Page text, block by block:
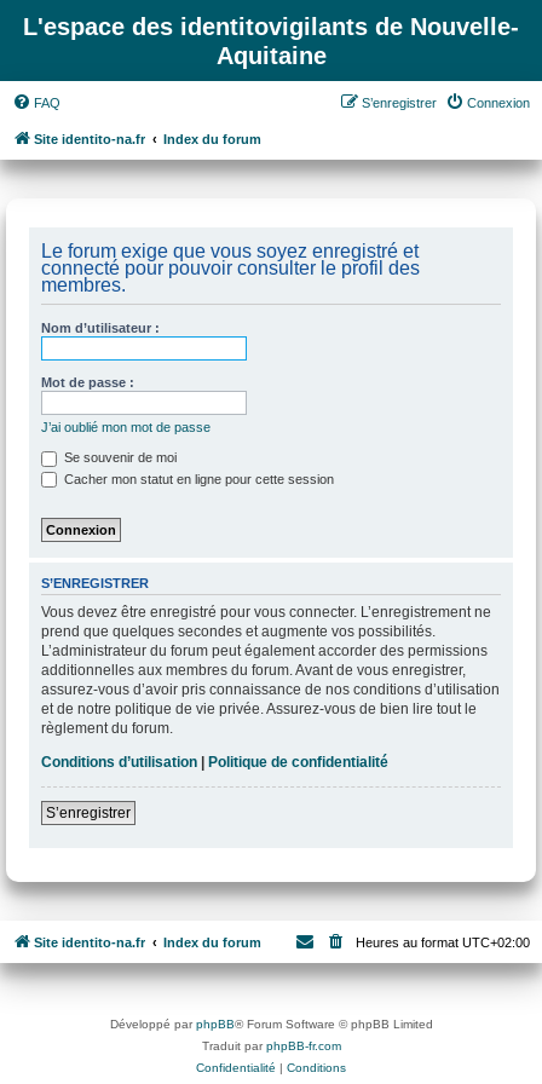
L'espace des identitovigilants de Nouvelle-
Aquitaine
FAQ Connexion
S’enregistrer
Site identito-na.fr Index du forum
Le forum exige que vous soyez enregistré et
connecté pour pouvoir consulter le profil des
membres.
Nom d’utilisateur :
Mot de passe :
J’ai oublié mon mot de passe
Se souvenir de moi
Cacher mon statut en ligne pour cette session
S’ENREGISTRER
Vous devez être enregistré pour vous connecter. L’enregistrement ne
prend que quelques secondes et augmente vos possibilités.
L’administrateur du forum peut également accorder des permissions
additionnelles aux membres du forum. Avant de vous enregistrer,
assurez-vous d’avoir pris connaissance de nos conditions d’utilisation
et de notre politique de vie privée. Assurez-vous de bien lire tout le
règlement du forum.
Conditions d’utilisation | Politique de confidentialité
S’enregistrer
Site identito-na.fr Index du forum Heures au format UTC+02:00
Développé parphpBB® Forum Software © phpBB Limited
Traduit parphpBB-fr.com
Confidentialité | Conditions